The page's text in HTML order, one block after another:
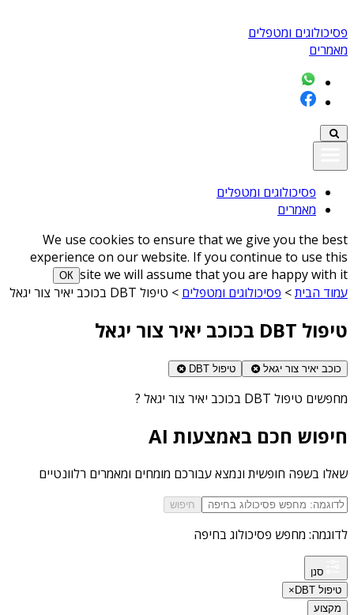
פסיכולוגים ומטפלים
מאמרים
פסיכולוגים ומטפלים
מאמרים
We use cookies to ensure that we give you the best
experience on our website. If you continue to use this
site we will assume that you are happy with it
ОК
עמוד הבית> פסיכולוגים ומטפלים > טיפול DBT בכוכב יאיר צור יגאל
טיפול DBT בכוכב יאיר צור יגאל
כוכב יאיר צור יגאל טיפול DBT
מחפשים טיפול DBT בכוכב יאיר צור יגאל ?
חיפוש חכם באמצעות AI
שאלו בשפה חופשית ונמצא עבורכם מומחים ומאמרים רלוונטיים
חיפוש
לדוגמה: מחפש פסיכולוג בחיפה
סנן
טיפול DBT
×
מקצוע